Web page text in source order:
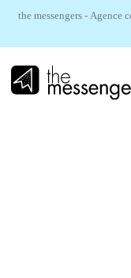
the messengers - Agence